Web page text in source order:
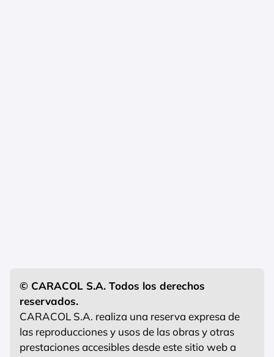
© CARACOL S.A. Todos los derechos
reservados.
CARACOL S.A. realiza una reserva expresa de
las reproducciones y usos de las obras y otras
prestaciones accesibles desde este sitio web a